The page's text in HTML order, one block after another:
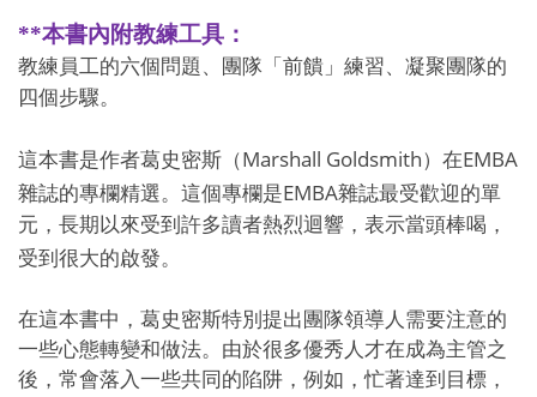
**本書內附教練工具：
教練員工的六個問題、團隊「前饋」練習、凝聚團隊的
四個步驟。
這本書是作者葛史密斯（Marshall Goldsmith）在EMBA
雜誌的專欄精選。這個專欄是EMBA雜誌最受歡迎的單
元，長期以來受到許多讀者熱烈迴響，表示當頭棒喝，
受到很大的啟發。
在這本書中，葛史密斯特別提出團隊領導人需要注意的
一些心態轉變和做法。由於很多優秀人才在成為主管之
後，常會落入一些共同的陷阱，例如，忙著達到目標，